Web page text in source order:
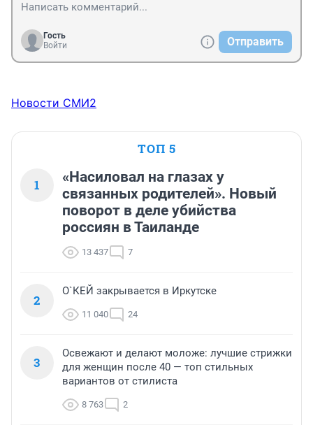
Гость
Войти
Отправить
Новости СМИ2
ТОП 5
1
«Насиловал на глазах у
связанных родителей». Новый
поворот в деле убийства
россиян в Таиланде
13 437 7
2
О`КЕЙ закрывается в Иркутске
11 040 24
3
Освежают и делают моложе: лучшие стрижки
для женщин после 40 — топ стильных
вариантов от стилиста
8 763 2